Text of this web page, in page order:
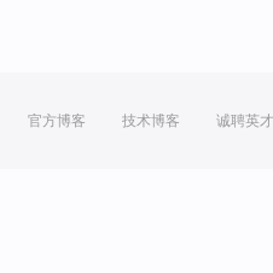
官方博客 技术博客 诚聘英才